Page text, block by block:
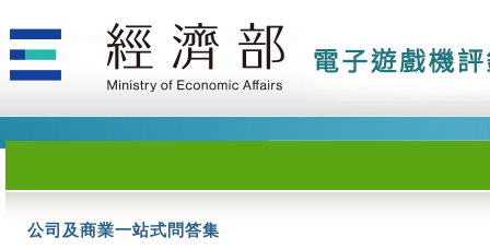
公司及商業一站式問答集
公司及商業一站式問答集
公司及商業一站式問答集
公司及商業一站式問答集
公司及商業一站式問答集
公司及商業一站式問答集
公司及商業一站式問答集
公司及商業一站式問答集
公司及商業一站式問答集
公司及商業一站式問答集
公司及商業一站式問答集
公司及商業一站式問答集
公司及商業一站式問答集
公司及商業一站式問答集
公司及商業一站式問答集
公司及商業一站式問答集
公司及商業一站式問答集
公司及商業一站式問答集
公司及商業一站式問答集
公司及商業一站式問答集
公司及商業一站式問答集
公司及商業一站式問答集
公司及商業一站式問答集
公司及商業一站式問答集
公司及商業一站式問答集